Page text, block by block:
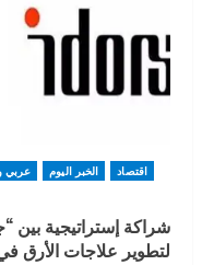
اقتصاد الخبر اليوم عربي
شراكة إستراتيجية بين
لتطوير علاجات الأرق